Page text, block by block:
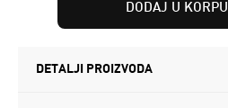
DODAJ U KORPU
DETALJI PROIZVODA